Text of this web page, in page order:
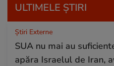
ULTIMELE ȘTIRI
Știri Externe
SUA nu mai au
apăra Israelul de Iran,